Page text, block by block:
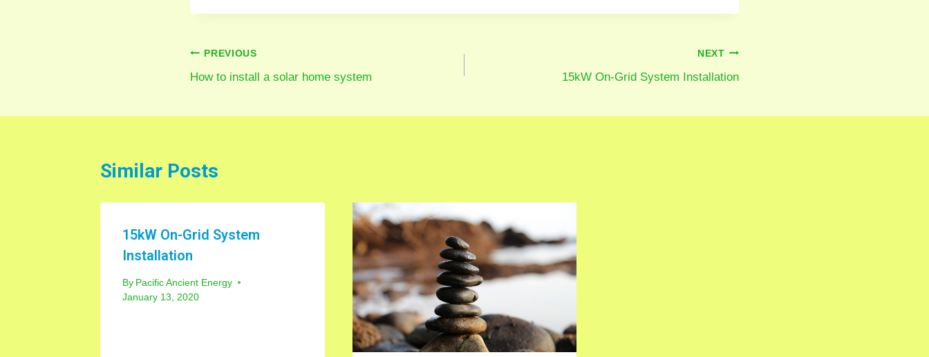
PREVIOUS
How to install a solar home system
NEXT
15kW On-Grid System Installation
Similar Posts
15kW On-Grid System
Installation
By Pacific Ancient Energy
January 13, 2020